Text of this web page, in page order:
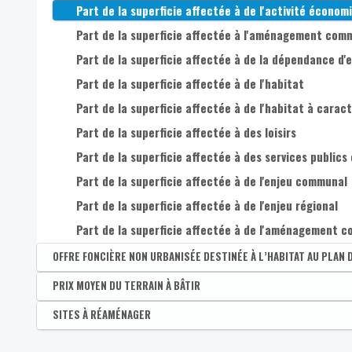
Part de superficie occupée par un couvert herbacé
Part de superficie occupée par des résineux (>3m)
Part de superficie occupée par des feuillus (>3m)
Part de superficie occupée par des résineux (<3m)
Part de superficie occupée par des feuillus (<3m)
Part de terrains à usage de loisirs et espaces verts
Part de terrains occupés par des bâtiments agricoles
Part de terrains à usage industriel et artisanal
Part de carrières, décharges et espaces abandonnés
Part d'infrastructures de transport
Part d'autres espaces artificialisés
Part de terres arables et cultures permanentes
Part de surfaces enherbées et friches agricoles
Part de forêts
Part de milieux semi-naturels
Part de zones humides
Part de surfaces en eau
Part de la superficie affectée à de l'activité
Part de la superficie affectée à l'aménagement
Part de la superficie affectée à de la dépendance
Part de la superficie affectée à de l'habitat
Part de la superficie affectée à de l'habitat à
Part de la superficie affectée à des loisirs
Part de la superficie affectée à des services publics
Part de la superficie affectée à de l'enjeu communal
Part de la superficie affectée à de l'enjeu régional
Part de la superficie affectée à de l'aménagement
OFFRE FONCIÈRE NON URBANISÉE DESTINÉE À L’HABITAT AU PLAN
Disponible par :Commune - Arrondissement - Province - Bassin EFE - Zone
Part d'offre foncière non urbanisée destinée à
PRIX MOYEN DU TERRAIN À BÂTIR
Disponible par :Commune - Arrondissement - Province
SITES À RÉAMÉNAGER